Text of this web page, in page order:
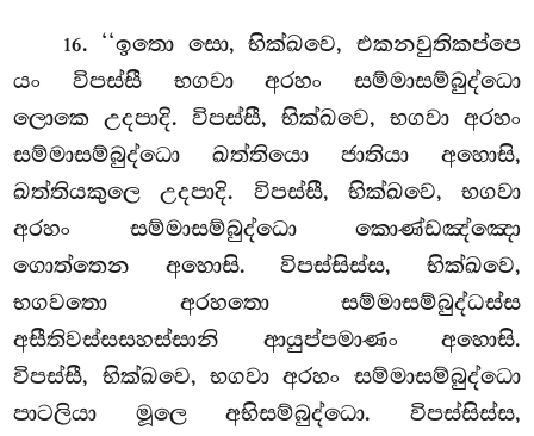
16. ‘‘ඉතො සො, භික්ඛවෙ, එකනවුතිකප්පෙ
යං විපස්සී භගවා අරහං සම්මාසම්බුද්ධො
ලොකෙ උදපාදි. විපස්සී, භික්ඛවෙ, භගවා අරහං
සම්මාසම්බුද්ධො ඛත්තියො ජාතියා අහොසි,
ඛත්තියකුලෙ උදපාදි. විපස්සී, භික්ඛවෙ, භගවා
අරහං සම්මාසම්බුද්ධො කොණ්ඩඤ්ඤො
ගොත්තෙන අහොසි. විපස්සිස්ස, භික්ඛවෙ,
භගවතො අරහතො සම්මාසම්බුද්ධස්ස
අසීතිවස්සසහස්සානි ආයුප්පමාණං අහොසි.
විපස්සී, භික්ඛවෙ, භගවා අරහං සම්මාසම්බුද්ධො
පාටලියා මූලෙ අභිසම්බුද්ධො. විපස්සිස්ස,